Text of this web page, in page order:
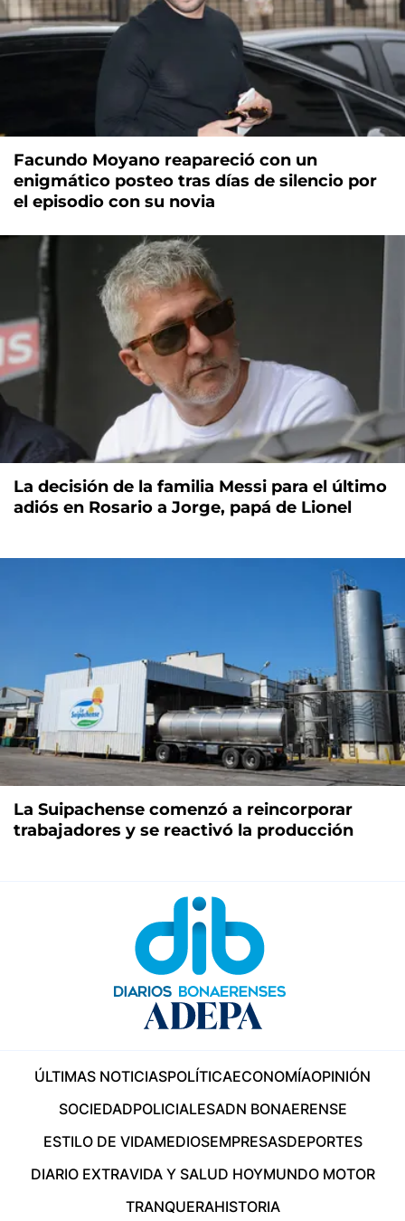
Facundo Moyano reapareció con un
enigmático posteo tras días de silencio por
el episodio con su novia
La decisión de la familia Messi para el último
adiós en Rosario a Jorge, papá de Lionel
La Suipachense comenzó a reincorporar
trabajadores y se reactivó la producción
ÚLTIMAS NOTICIASPOLÍTICAECONOMÍAOPINIÓN
SOCIEDADPOLICIALESADN BONAERENSE
ESTILO DE VIDAMEDIOSEMPRESASDEPORTES
DIARIO EXTRAVIDA Y SALUD HOYMUNDO MOTOR
TRANQUERAHISTORIA